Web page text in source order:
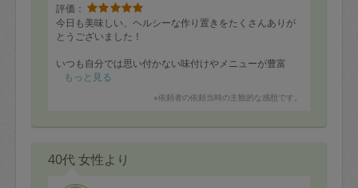
金曜日9時～土曜日8時まで＝依頼金額の
100%
＋交通費全額
依頼者不在による当日キャンセル＝依頼
評価：
今日も美味しい、ヘルシーな作り置きをたくさんありが
とうございました！
いつも自分では思い付かない味付けやメニューが豊富
で、私の体調を気にかけてくださったり、おしゃべりに
成澤さん、ありがとうございます😊
もっと見る
※依頼者の依頼当時の主観的な感想です。
40代 女性より